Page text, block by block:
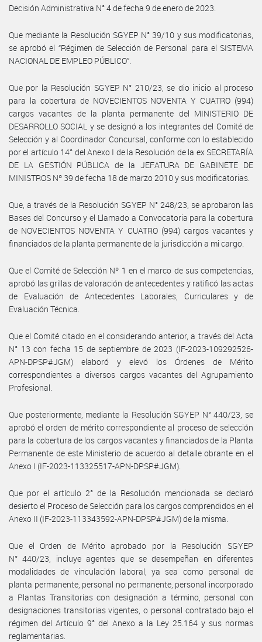
Decisión Administrativa N° 4 de fecha 9 de enero de 2023.
Que mediante la Resolución SGYEP N° 39/10 y sus modificatorias,
se aprobó el “Régimen de Selección de Personal para el SISTEMA
NACIONAL DE EMPLEO PÚBLICO”.
Que por la Resolución SGYEP N° 210/23, se dio inicio al proceso
para la cobertura de NOVECIENTOS NOVENTA Y CUATRO (994)
cargos vacantes de la planta permanente del MINISTERIO DE
DESARROLLO SOCIAL y se designó a los integrantes del Comité de
Selección y al Coordinador Concursal, conforme con lo establecido
por el artículo 14° del Anexo I de la Resolución de la ex SECRETARÍA
DE LA GESTIÓN PÚBLICA de la JEFATURA DE GABINETE DE
MINISTROS Nº 39 de fecha 18 de marzo 2010 y sus modificatorias.
Que, a través de la Resolución SGYEP N° 248/23, se aprobaron las
Bases del Concurso y el Llamado a Convocatoria para la cobertura
de NOVECIENTOS NOVENTA Y CUATRO (994) cargos vacantes y
financiados de la planta permanente de la jurisdicción a mi cargo.
Que el Comité de Selección Nº 1 en el marco de sus competencias,
aprobó las grillas de valoración de antecedentes y ratificó las actas
de Evaluación de Antecedentes Laborales, Curriculares y de
Evaluación Técnica.
Que el Comité citado en el considerando anterior, a través del Acta
N° 13 con fecha 15 de septiembre de 2023 (IF-2023-109292526-
APN-DPSP#JGM) elaboró y elevó los Órdenes de Mérito
correspondientes a diversos cargos vacantes del Agrupamiento
Profesional.
Que posteriormente, mediante la Resolución SGYEP N° 440/23, se
aprobó el orden de mérito correspondiente al proceso de selección
para la cobertura de los cargos vacantes y financiados de la Planta
Permanente de este Ministerio de acuerdo al detalle obrante en el
Anexo I (IF-2023-113325517-APN-DPSP#JGM).
Que por el artículo 2° de la Resolución mencionada se declaró
desierto el Proceso de Selección para los cargos comprendidos en el
Anexo II (IF-2023-113343592-APN-DPSP#JGM) de la misma.
Que el Orden de Mérito aprobado por la Resolución SGYEP
N° 440/23, incluye agentes que se desempeñan en diferentes
modalidades de vinculación laboral, ya sea como personal de
planta permanente, personal no permanente, personal incorporado
a Plantas Transitorias con designación a término, personal con
designaciones transitorias vigentes, o personal contratado bajo el
régimen del Artículo 9° del Anexo a la Ley 25.164 y sus normas
reglamentarias.